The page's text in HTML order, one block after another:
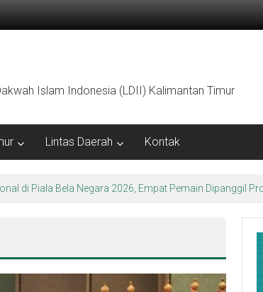
Islam Indonesia (LDII) Kalimantan Timur
Lintas Daerah Kontak
di Bumi Perkemahan Makroman Indah melalui CAI ke-47